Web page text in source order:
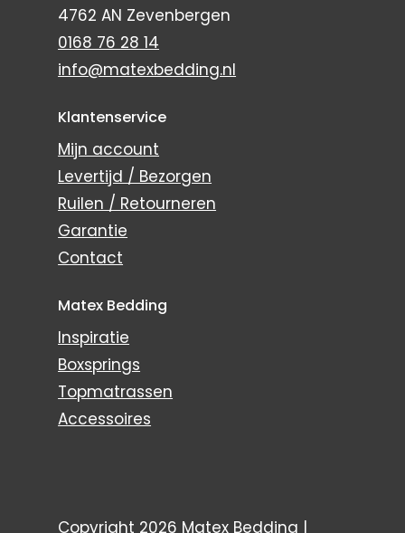
4762 AN Zevenbergen
0168 76 28 14
info@matexbedding.nl
Klantenservice
Mijn account
Levertijd / Bezorgen
Ruilen / Retourneren
Garantie
Contact
Matex Bedding
Inspiratie
Boxsprings
Topmatrassen
Accessoires
Copyright 2026 Matex Bedding |